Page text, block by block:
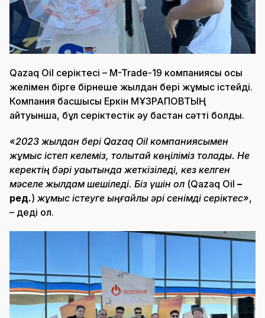
Qazaq Oil серіктесі – M-Trade-19 компаниясы осы
желімен бірге бірнеше жылдан бері жұмыс істейді.
Компания басшысы Еркін МҰЗРАПОВТЫҢ
айтуынша, бұл серіктестік әу бастан сәтті болды.
«2023 жылдан бері Qazaq Oil компаниясымен
жұмыс істеп келеміз, толықтай көңіліміз толады. Не
керектің бәрі уақытында жеткізіледі, кез келген
мәселе жылдам шешіледі. Біз үшін ол (Qazaq Oil –
ред.) жұмыс істеуге ыңғайлы әрі сенімді серіктес»,
– деді ол.